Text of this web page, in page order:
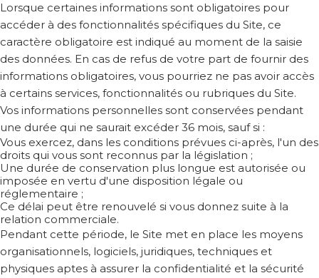
Lorsque certaines informations sont obligatoires pour
accéder à des fonctionnalités spécifiques du Site, ce
caractère obligatoire est indiqué au moment de la saisie
des données. En cas de refus de votre part de fournir des
informations obligatoires, vous pourriez ne pas avoir accès
à certains services, fonctionnalités ou rubriques du Site.
Vos informations personnelles sont conservées pendant
une durée qui ne saurait excéder 36 mois, sauf si :
Vous exercez, dans les conditions prévues ci-après, l'un des
droits qui vous sont reconnus par la législation ;
Une durée de conservation plus longue est autorisée ou
imposée en vertu d'une disposition légale ou
réglementaire ;
Ce délai peut être renouvelé si vous donnez suite à la
relation commerciale.
Pendant cette période, le Site met en place les moyens
organisationnels, logiciels, juridiques, techniques et
physiques aptes à assurer la confidentialité et la sécurité